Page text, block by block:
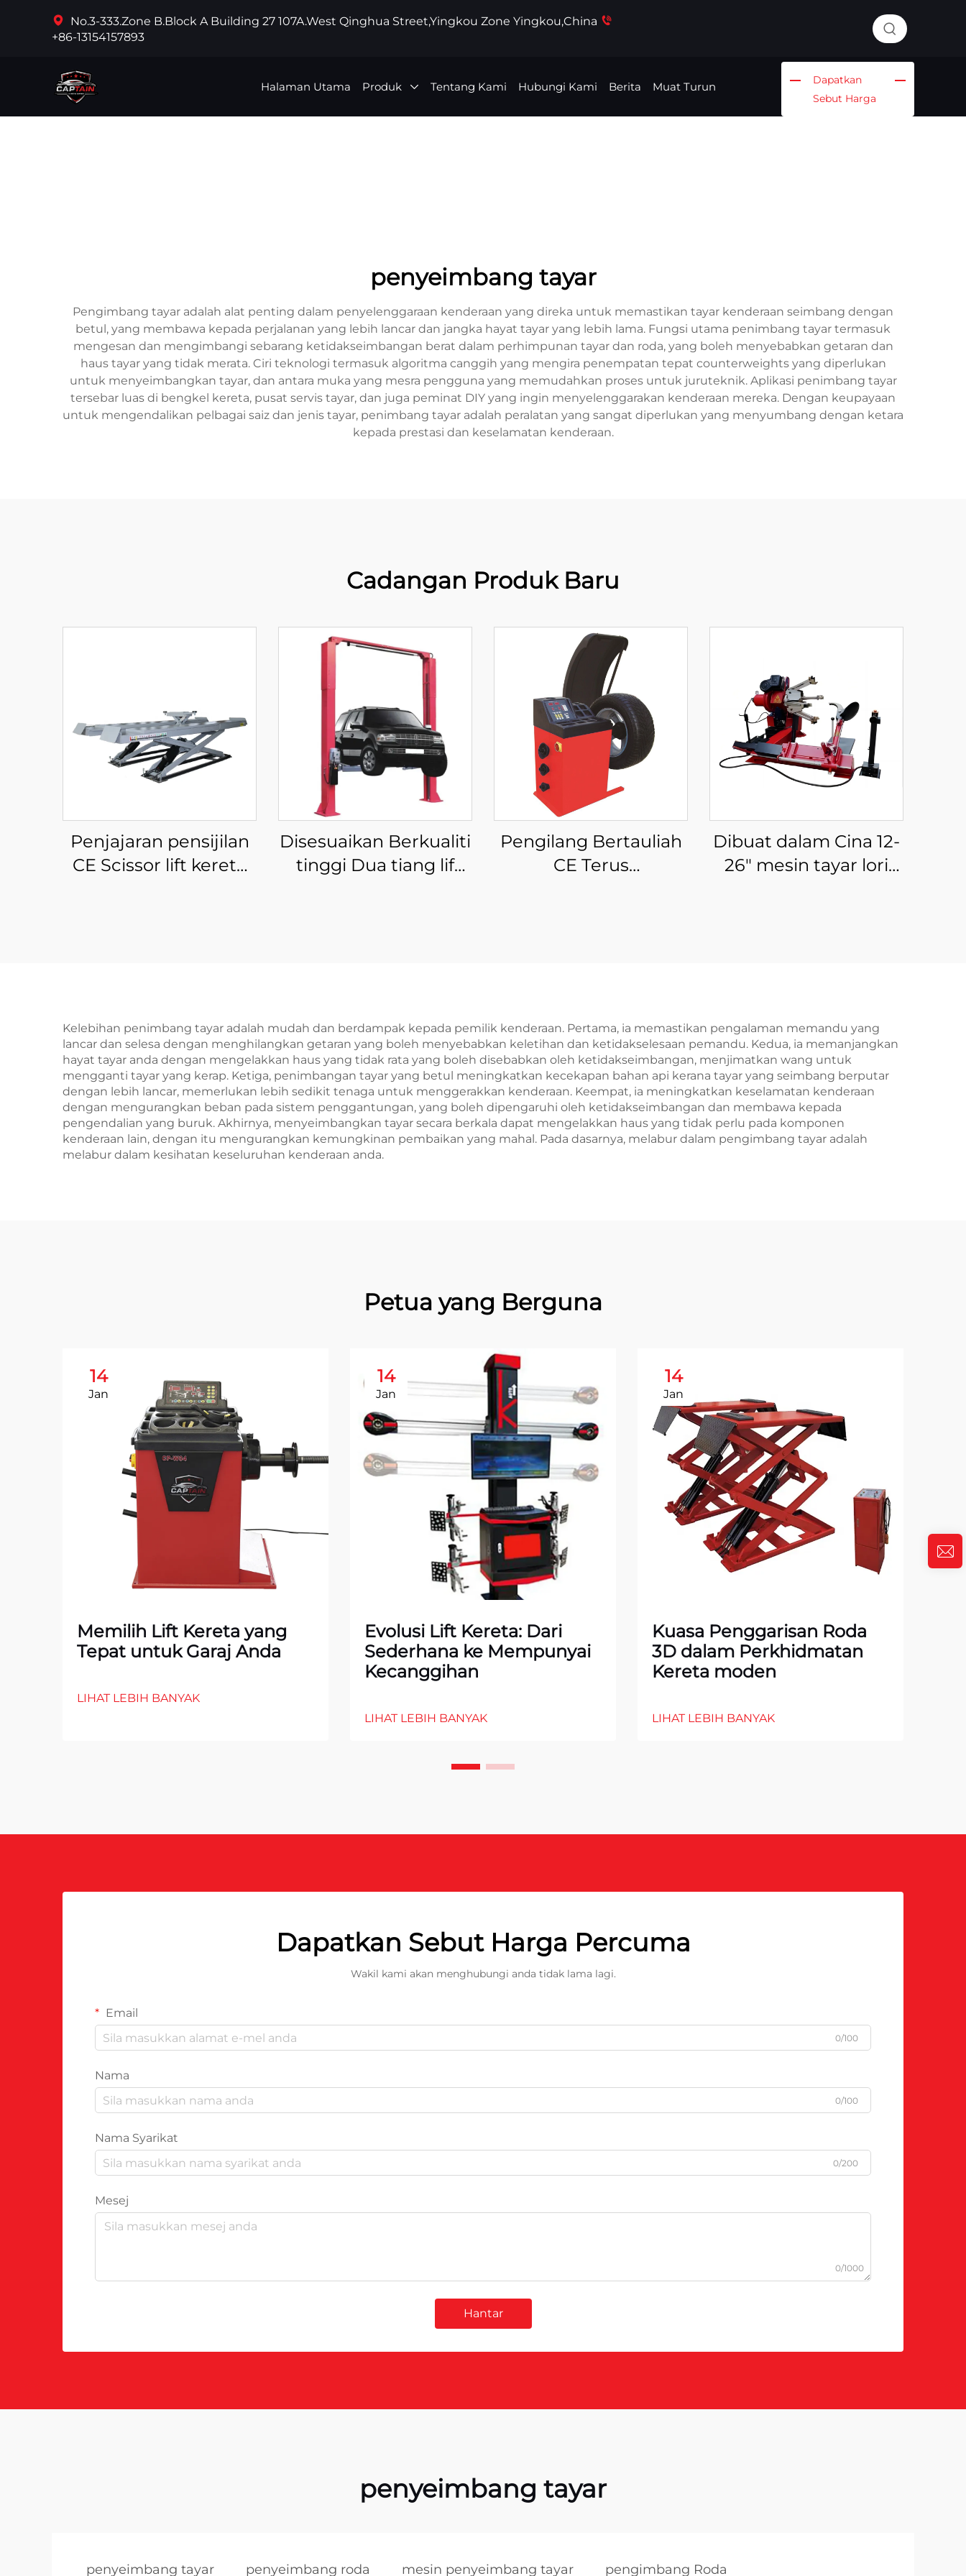
No.3-333.Zone B.Block A Building 27 107A.West Qinghua Street,Yingkou Zone Yingkou,China
+86-13154157893
Halaman Utama Produk Tentang Kami Hubungi Kami Berita Muat Turun
Dapatkan
Sebut Harga
penyeimbang tayar
Pengimbang tayar adalah alat penting dalam penyelenggaraan kenderaan yang direka untuk memastikan tayar kenderaan seimbang dengan
betul, yang membawa kepada perjalanan yang lebih lancar dan jangka hayat tayar yang lebih lama. Fungsi utama penimbang tayar termasuk
mengesan dan mengimbangi sebarang ketidakseimbangan berat dalam perhimpunan tayar dan roda, yang boleh menyebabkan getaran dan
haus tayar yang tidak merata. Ciri teknologi termasuk algoritma canggih yang mengira penempatan tepat counterweights yang diperlukan
untuk menyeimbangkan tayar, dan antara muka yang mesra pengguna yang memudahkan proses untuk juruteknik. Aplikasi penimbang tayar
tersebar luas di bengkel kereta, pusat servis tayar, dan juga peminat DIY yang ingin menyelenggarakan kenderaan mereka. Dengan keupayaan
untuk mengendalikan pelbagai saiz dan jenis tayar, penimbang tayar adalah peralatan yang sangat diperlukan yang menyumbang dengan ketara
kepada prestasi dan keselamatan kenderaan.
Cadangan Produk Baru
Penjajaran pensijilan
CE Scissor lift kereta
Disesuaikan Berkualiti
tinggi Dua tiang lif
Pengilang Bertauliah
CE Terus
Dibuat dalam Cina 12-
26" mesin tayar lori
Kelebihan penimbang tayar adalah mudah dan berdampak kepada pemilik kenderaan. Pertama, ia memastikan pengalaman memandu yang
lancar dan selesa dengan menghilangkan getaran yang boleh menyebabkan keletihan dan ketidakselesaan pemandu. Kedua, ia memanjangkan
hayat tayar anda dengan mengelakkan haus yang tidak rata yang boleh disebabkan oleh ketidakseimbangan, menjimatkan wang untuk
mengganti tayar yang kerap. Ketiga, penimbangan tayar yang betul meningkatkan kecekapan bahan api kerana tayar yang seimbang berputar
dengan lebih lancar, memerlukan lebih sedikit tenaga untuk menggerakkan kenderaan. Keempat, ia meningkatkan keselamatan kenderaan
dengan mengurangkan beban pada sistem penggantungan, yang boleh dipengaruhi oleh ketidakseimbangan dan membawa kepada
pengendalian yang buruk. Akhirnya, menyeimbangkan tayar secara berkala dapat mengelakkan haus yang tidak perlu pada komponen
kenderaan lain, dengan itu mengurangkan kemungkinan pembaikan yang mahal. Pada dasarnya, melabur dalam pengimbang tayar adalah
melabur dalam kesihatan keseluruhan kenderaan anda.
Petua yang Berguna
14
Jan
Memilih Lift Kereta yang
Tepat untuk Garaj Anda
LIHAT LEBIH BANYAK
14
Jan
Evolusi Lift Kereta: Dari
Sederhana ke Mempunyai
Kecanggihan
LIHAT LEBIH BANYAK
14
Jan
Kuasa Penggarisan Roda
3D dalam Perkhidmatan
Kereta moden
LIHAT LEBIH BANYAK
Dapatkan Sebut Harga Percuma
Wakil kami akan menghubungi anda tidak lama lagi.
Email
0/100
Nama
0/100
Nama Syarikat
0/200
Mesej
0/1000
Hantar
penyeimbang tayar
penyeimbang tayar penyeimbang roda mesin penyeimbang tayar pengimbang Roda